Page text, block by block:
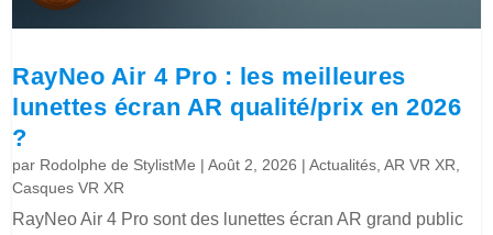
RayNeo Air 4 Pro : les meilleures
lunettes écran AR qualité/prix en 2026
?
par Rodolphe de StylistMe |Août 2, 2026 |Actualités ,AR VR XR
Casques VR XR
RayNeo Air 4 Pro sont des lunettes écran AR grand public